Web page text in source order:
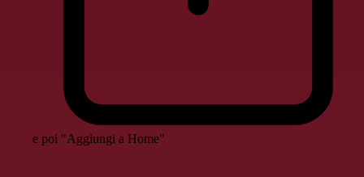
e poi "Aggiungi a Home"